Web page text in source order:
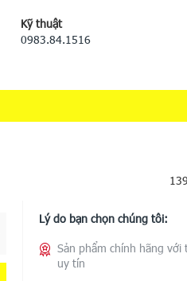
Kỹ thuật
0983.84.1516
Lý do bạn chọn chúng tôi:
Sản phẩm chính hãng với
uy tín